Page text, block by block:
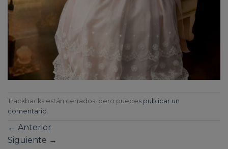
Trackbacks están cerrados, pero puedes publicar un
comentario
← Anterior
Siguiente →